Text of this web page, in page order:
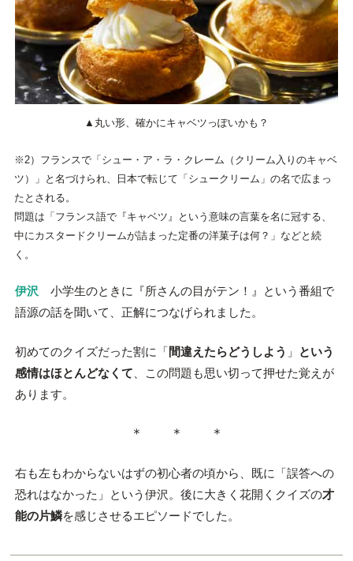
▲丸い形、確かにキャベツっぽいかも？
※2）フランスで「シュー・ア・ラ・クレーム（クリーム入りのキャベ
ツ）」と名づけられ、日本で転じて「シュークリーム」の名で広まっ
たとされる。
問題は「フランス語で『キャベツ』という意味の言葉を名に冠する、
中にカスタードクリームが詰まった定番の洋菓子は何？」などと続
く。
伊沢小学生のときに『所さんの目がテン！』という番組で
語源の話を聞いて、正解につなげられました。
初めてのクイズだった割に「間違えたらどうしよう 」
という
感情はほとんどなくて 、この問題も思い切って押せた覚えが
あります。
＊ ＊ ＊
右も左もわからないはずの初心者の頃から、既に「誤答への
恐れはなかった」という伊沢。後に大きく花開くクイズの才
能の片鱗を感じさせるエピソードでした。